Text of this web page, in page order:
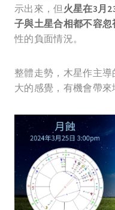
示出來，但 火星在3月
子與土星合相都不容忽
性的負面情況。
整體走勢，木星作主
大的感覺，有機會帶來